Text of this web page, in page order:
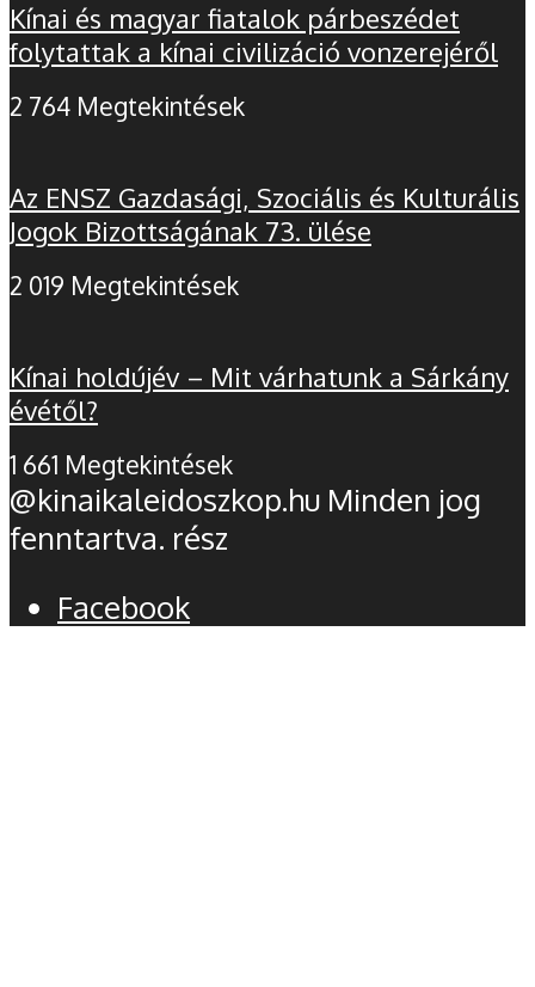
Kínai és magyar fiatalok párbeszédet
folytattak a kínai civilizáció vonzerejéről
2 764 Megtekintések
Az ENSZ Gazdasági, Szociális és Kulturális
Jogok Bizottságának 73. ülése
2 019 Megtekintések
Kínai holdújév – Mit várhatunk a Sárkány
évétől?
1 661 Megtekintések
@kinaikaleidoszkop.hu Minden jog
fenntartva. rész
Facebook